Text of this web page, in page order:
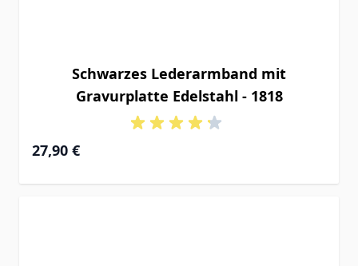
Schwarzes Lederarmband mit
Gravurplatte Edelstahl - 1818
27,90 €